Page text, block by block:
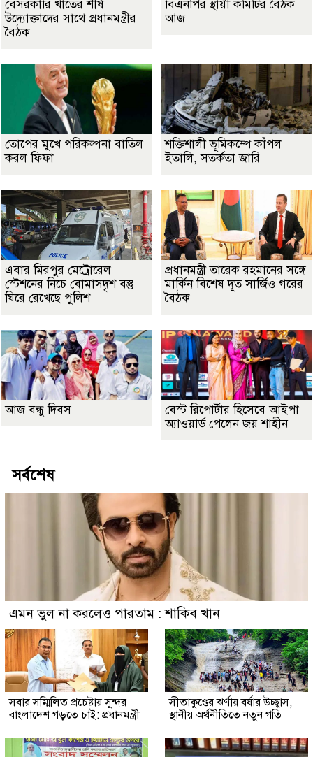
বেসরকারি খাতের শীর্ষ
উদ্যোক্তাদের সাথে প্রধানমন্ত্রীর
বৈঠক
বিএনপির স্থায়ী কমিটির বৈঠক
আজ
তোপের মুখে পরিকল্পনা বাতিল
করল ফিফা
শক্তিশালী ভূমিকম্পে কাঁপল
ইতালি, সতর্কতা জারি
এবার মিরপুর মেট্রোরেল
স্টেশনের নিচে বোমাসদৃশ বস্তু
ঘিরে রেখেছে পুলিশ
প্রধানমন্ত্রী তারেক রহমানের সঙ্গে
মার্কিন বিশেষ দূত সার্জিও গরের
বৈঠক
আজ বন্ধু দিবস
বেস্ট রিপোর্টার হিসেবে আইপা
অ্যাওয়ার্ড পেলেন জয় শাহীন
সর্বশেষ
এমন ভুল না করলেও পারতাম : শাকিব খান
সবার সম্মিলিত প্রচেষ্টায় সুন্দর
বাংলাদেশ গড়তে চাই: প্রধানমন্ত্রী
সীতাকুণ্ডের ঝর্ণায় বর্ষার উচ্ছ্বাস,
স্থানীয় অর্থনীতিতে নতুন গতি